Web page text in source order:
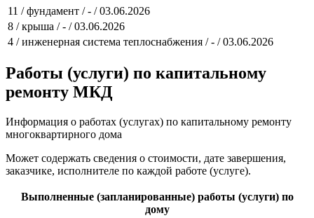
11 / фундамент / - / 03.06.2026
8 / крыша / - / 03.06.2026
4 / инженерная система теплоснабжения / - / 03.06.2026
Работы (услуги) по капитальному
ремонту МКД
Информация о работах (услугах) по капитальному ремонту
многоквартирного дома
Может содержать сведения о стоимости, дате завершения,
заказчике, исполнителе по каждой работе (услуге).
Выполненные (запланированные) работы (услуги) по
дому